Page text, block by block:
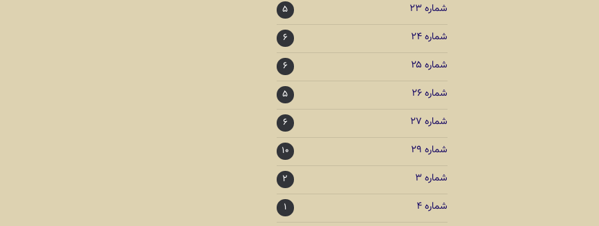
شماره ۲۳ ۵
شماره ۲۴ ۶
شماره ۲۵ ۶
شماره ۲۶ ۵
شماره ۲۷ ۶
شماره ۲۹ ۱۰
شماره ۳ ۲
شماره ۴ ۱